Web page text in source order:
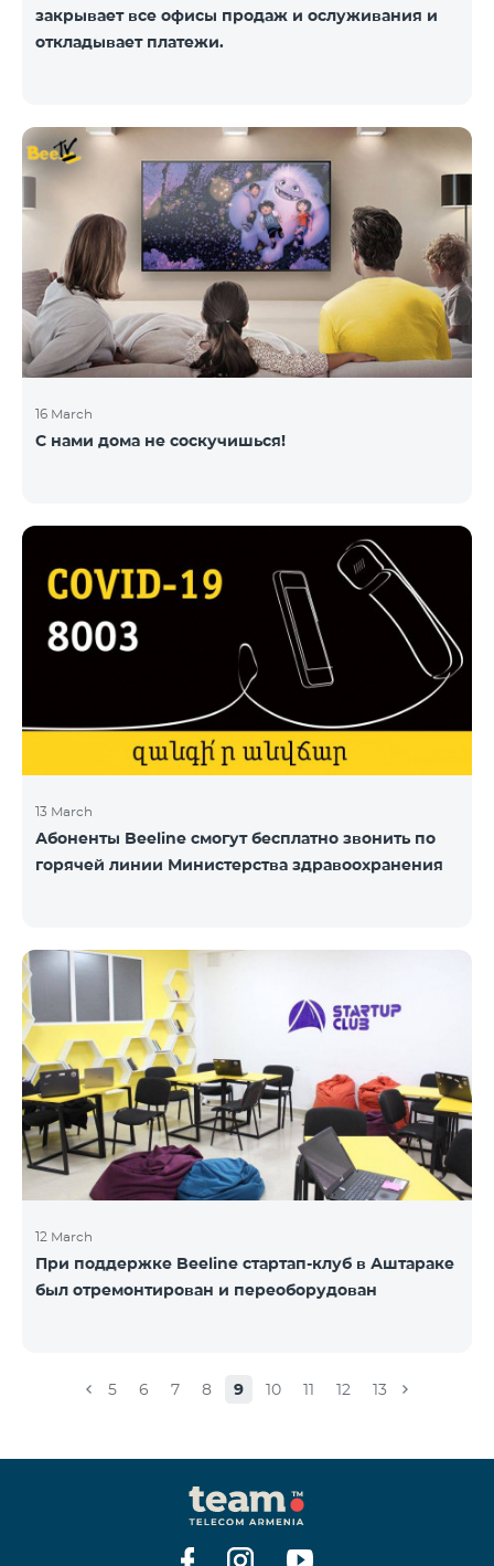
закрывает все офисы продаж и ослуживания и
откладывает платежи.
16 March
С нами дома не соскучишься!
13 March
Абоненты Beeline смогут бесплатно звонить по
горячей линии Министерства здравоохранения
12 March
При поддержке Beeline стартап-клуб в Аштараке
был отремонтирован и переоборудован
5 6 7 8 9 10 11 12 13